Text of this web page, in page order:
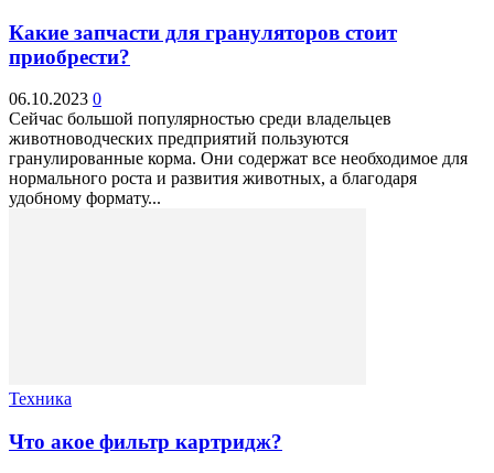
Какие запчасти для грануляторов стоит
приобрести?
06.10.2023 0
Сейчас большой популярностью среди владельцев
животноводческих предприятий пользуются
гранулированные корма. Они содержат все необходимое для
нормального роста и развития животных, а благодаря
удобному формату...
Техника
Что акое фильтр картридж?